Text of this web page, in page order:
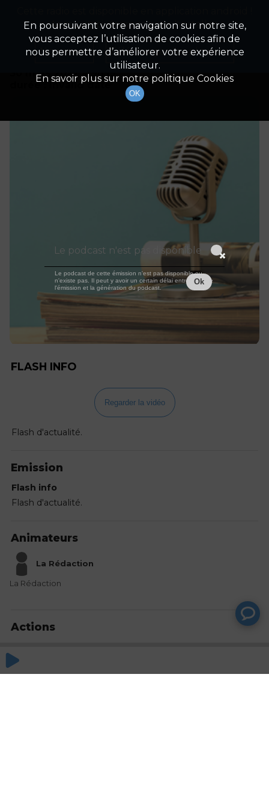
Détails De L'épisode
30 mars 2022
à 9h59
durée : Invalid date
FLASH INFO
Regarder la vidéo
Flash d'actualité.
Emission
Flash info
Flash d'actualité.
Animateurs
La Rédaction
La Rédaction
Actions
En poursuivant votre navigation sur notre site,
vous acceptez l’utilisation de cookies afin de
nous permettre d’améliorer votre expérience
utilisateur.
En savoir plus sur notre politique Cookies
OK
Appuyez ci-dessous pour l'installer.
Non merci Télécharger l'application
Le podcast n'est pas disponible
Le podcast de cette émission n'est pas disponible ou
n'existe pas. Il peut y avoir un certain délai entre la fin de
l'émission et la génération du podcast.
Ok